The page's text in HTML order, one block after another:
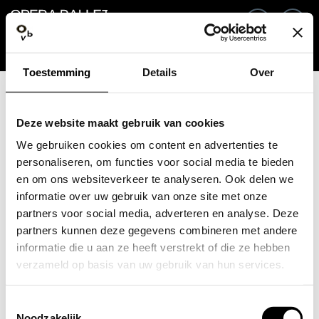
Toestemming Details Over
Deze website maakt gebruik van cookies
We gebruiken cookies om content en advertenties te
personaliseren, om functies voor social media te bieden
en om ons websiteverkeer te analyseren. Ook delen we
informatie over uw gebruik van onze site met onze
partners voor social media, adverteren en analyse. Deze
partners kunnen deze gegevens combineren met andere
informatie die u aan ze heeft verstrekt of die ze hebben
verzameld op basis van uw gebruik van hun services.
Password Forgot password?
Create profile